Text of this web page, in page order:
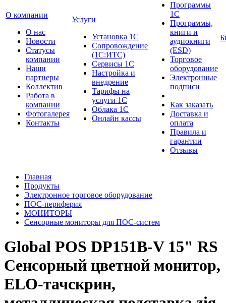
О компании
О нас
Новости
Cтатусы
компании
Наши
партнеры
Коллектив
Работа в
компании
Фотогалерея
Контакты
Услуги
Установка 1С
Сопровождение
(1С:ИТС)
Сервисы 1С
Настройка и
внедрение
Тарифы на
услуги 1С
Облака 1С
Онлайн кассы
Программы
1С
Программы,
книги и
аудиокниги
(ESD)
Торговое
оборудование
Электронные
подписи
Как заказать
Доставка и
оплата
Правила и
гарантии
Отзывы
Главная
Продукты
Электронное торговое оборудование
ПОС-периферия
МОНИТОРЫ
Cенсорные мониторы для ПОС-систем
Global POS DP151B-V 15" RS
Сенсорный цветной монитор,
ELO-тачскрин,